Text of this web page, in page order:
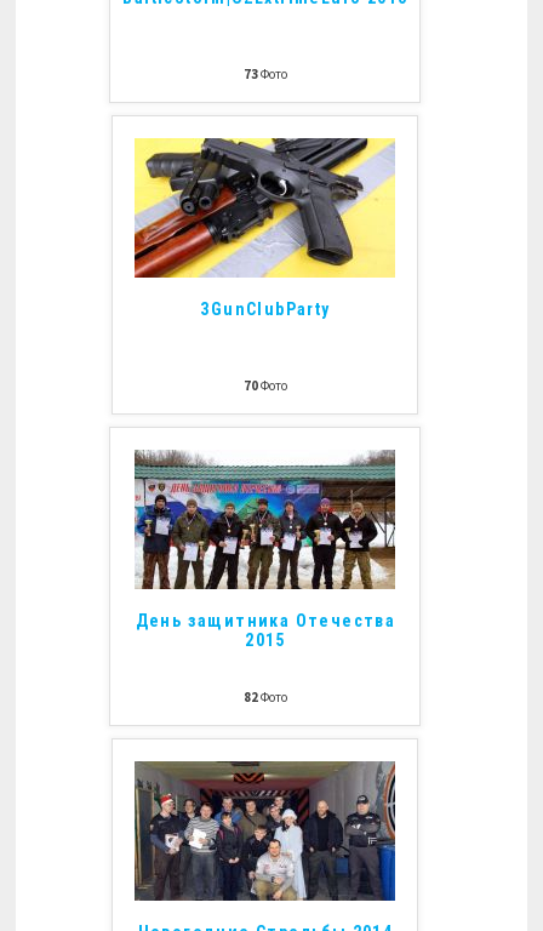
73Фото
3GunClubParty
70Фото
День защитника Отечества
2015
82Фото